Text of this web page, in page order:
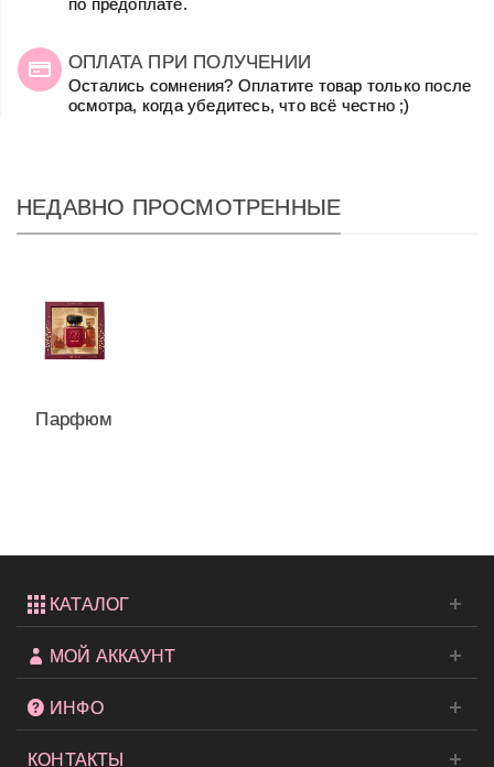
ОПЛАТА ПРИ ПОЛУЧЕНИИ
Остались сомнения? Оплатите товар только после
осмотра, когда убедитесь, что всё честно ;)
НЕДАВНО ПРОСМОТРЕННЫЕ
Парфюм
КАТАЛОГ
МОЙ АККАУНТ
ИНФО
КОНТАКТЫ